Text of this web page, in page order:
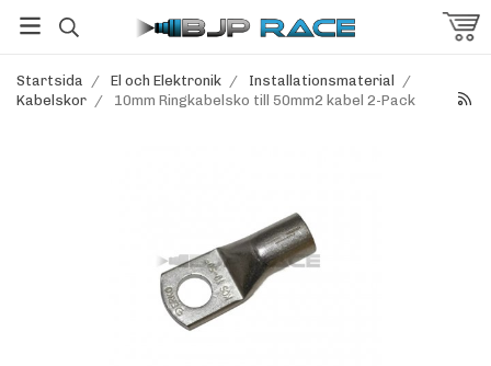
Startsida / El och Elektronik / Installationsmaterial
/
Kabelskor / 10mm Ringkabelsko till 50mm2 kabel 2-Pack